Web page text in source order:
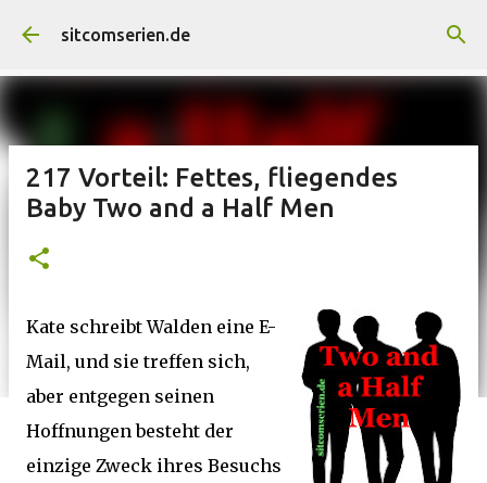
Direkt zum Hauptbereich
sitcomserien.de
217 Vorteil: Fettes, fliegendes
Baby Two and a Half Men
Kate schreibt Walden eine E-
Mail, und sie treffen sich,
aber entgegen seinen
Hoffnungen besteht der
einzige Zweck ihres Besuchs